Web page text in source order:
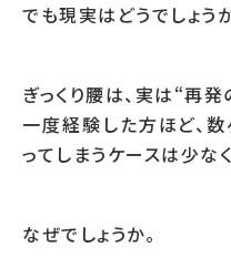
でも現実はどうでしょうか
ぎっくり腰は、実は“再発
一度経験した方ほど、
ってしまうケースは少な
なぜでしょうか。